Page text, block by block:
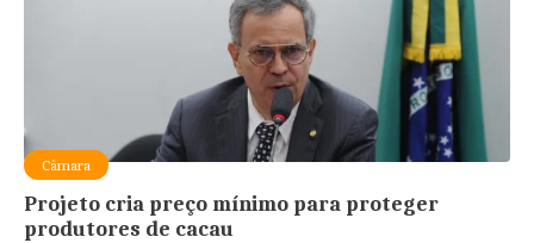
Câmara
Projeto cria preço mínimo para proteger
produtores de cacau